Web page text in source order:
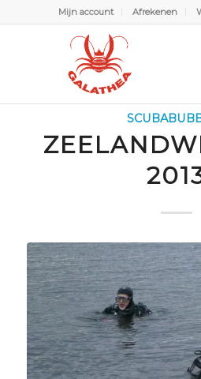
Mijn account Afrekenen
Scubabubbels
U bevindt zich hier: Home
Zeelandweekend 2013